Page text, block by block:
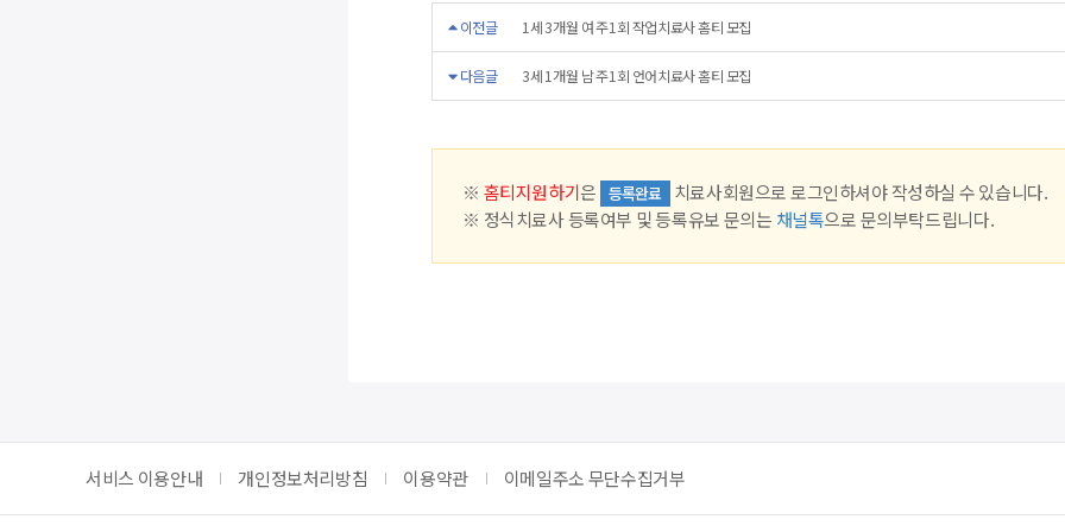
이전글 1세 3개월 여 주1회 작업치료사 홈티 모집
다음글 3세 1개월 남 주1회 언어치료사 홈티 모집
※ 홈티지원하기은 등록완료
치료사회원으로 로그인하셔야 작성하실 수 있습니다.
※ 정식치료사 등록여부 및 등록유보 문의는 채널톡으로 문의부탁드립니다.
서비스 이용안내 개인정보처리방침 이용약관 이메일주소 무단수집거부